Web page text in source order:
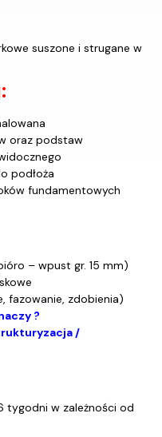
suszone i strugane w
oraz podstaw
podłoża
fundamentowych
– wpust gr. 15 mm)
fazowanie, zdobienia)
?
/
tygodni w zależności od